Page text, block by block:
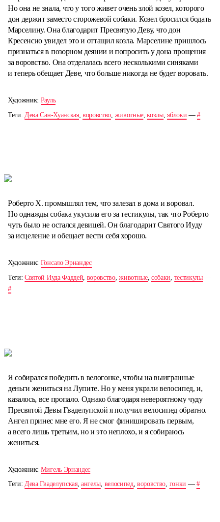
Но она не знала, что у того живет очень злой козел, которого
дон держит заместо сторожевой собаки. Козел бросился бодать
Марселину. Она благодарит Пресвятую Деву, что дон
Кресенсио увидел это и оттащил козла. Марселине пришлось
признаться в позорном деянии и попросить у дона прощения
за воровство. Она отделалась всего несколькими синяками
и теперь обещает Деве, что больше никогда не будет воровать.
Художник: Рауль
Теги: Дева Сан-Хуанская,воровство животные,козлы,яблоки —#
Роберто Х. промышлял тем, что залезал в дома и воровал.
Но однажды собака укусила его за тестикулы, так что Роберто
чуть было не остался девицей. Он благодарит Святого Иуду
за исцеление и обещает вести себя хорошо.
Художник: Гонсало Эрнандес
Теги:Святой Иуда Фаддей воровство,животные,собаки тестикулы—
#
Я собирался победить в велогонке, чтобы на выигранные
деньги жениться на Лупите. Но у меня украли велосипед, и,
казалось, все пропало. Однако благодаря невероятному чуду
Пресвятой Девы Гваделупской я получил велосипед обратно.
Ангел принес мне его. Я не смог финишировать первым,
а всего лишь третьим, но и это неплохо, и я собираюсь
жениться.
Художник: Мигель Эрнандес
Теги:Дева Гваделупская,ангелы, велосипед, воровство, гонки — #